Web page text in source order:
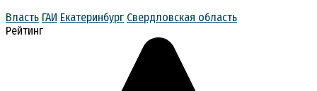
Власть ГАИ Екатеринбург Свердловская область
Рейтинг